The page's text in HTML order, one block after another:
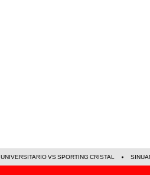
UNIVERSITARIO VS SPORTING CRISTAL